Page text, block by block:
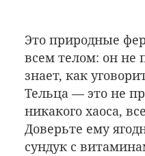
Это природные
всем телом: он не
знает, как
Тельца — это не
никакого хаоса,
Доверьте ему
сундук с